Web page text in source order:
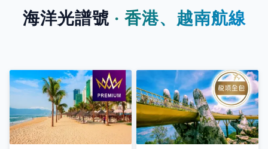
海洋光譜號 ‧ 香港、越南航線